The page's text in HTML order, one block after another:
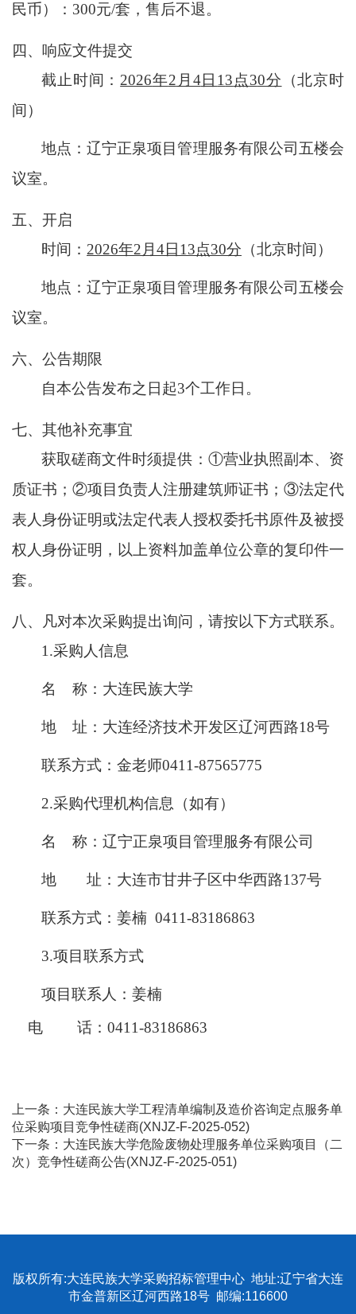
民币）：300元/套，售后不退。
四、响应文件提交
截止时间： 2026年2 月4日 1 3点30分 （北京时
间）
地点：辽宁正泉项目管理服务有限公司五楼会
议室。
五、开启
时间： 2026年2 月4日 1 3点30分 （北京时间）
地点：辽宁正泉项目管理服务有限公司五楼会
议室。
六、公告期限
自本公告发布之日起3个工作日。
七、其他补充事宜
获取磋商文件时须提供： ①营业执照副本、资
质证书；②项目负责人注册建筑师证书；③法定代
表人身份证明或法定代表人授权委托书原件及被授
权人身份证明，以上资料加盖单位公章的复印件一
套。
八、凡对本次采购提出询问，请按以下方式联系。
1.采购人信息
名 称：大连民族大学
地 址：大连经济技术开发区辽河西路18号
联系方式：金老师0411-87565775
2.采购代理机构信息（如有）
名 称：辽宁正泉项目管理服务有限公司
地 址：大连市甘井子区中华西路137号
联系方式：姜楠 0411-83186863
3.项目联系方式
项目联系人：姜楠
电
话： 0411-83186863
上一条： 大连民族大学工程清单编制及造价咨询定点服务单
位采购项目竞争性磋商(XNJZ-F-2025-052)
下一条： 大连民族大学危险废物处理服务单位采购项目（二
次）竞争性磋商公告(XNJZ-F-2025-051)
版权所有:大连民族大学采购招标管理中心 地址:辽宁省大连
市金普新区辽河西路18号 邮编:116600